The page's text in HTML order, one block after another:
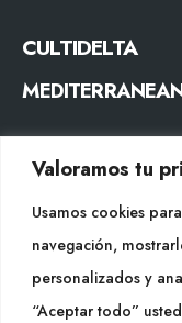
Valoramos tu
Usamos cookies
navegación,
personalizados y
“Aceptar todo”
CULTIDELTA
CONTACTE
info@cultidelta.com
SEGUEIX-NOS